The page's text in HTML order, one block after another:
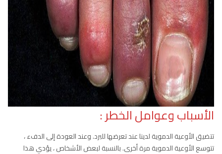
الأسباب وعوامل الخطر :
تتضيق الأوعية الدموية لدينا عند تعرضها للبرد. وعند العودة إلى الدفء ،
تتوسع الأوعية الدموية مرة أخرى. بالنسبة لبعض الأشخاص ، يؤدي هذا